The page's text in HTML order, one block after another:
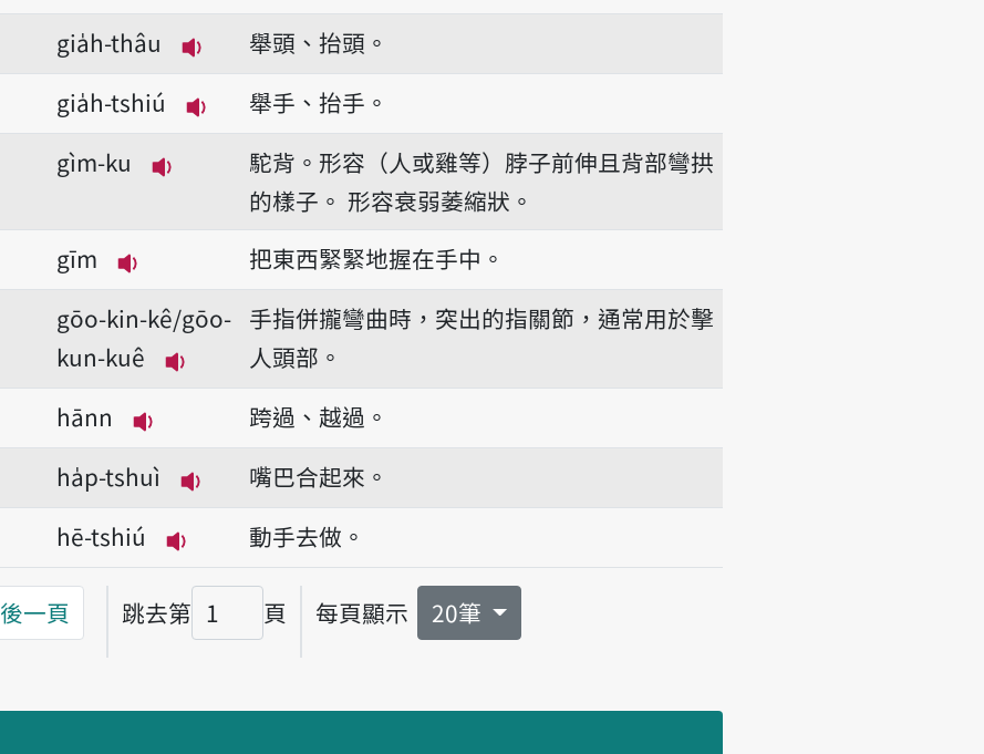
播放音讀gia̍h
gia̍h-thâu
播放音讀gia̍h-thâu
舉頭、抬頭。
gia̍h-tshiú
播放音讀gia̍h-tshiú
舉手、抬手。
gìm-ku
播放音讀gìm-ku
駝背。形容（人或雞等）脖子前伸且背部彎拱
的樣子。 形容衰弱萎縮狀。
gīm
播放音讀gīm
把東西緊緊地握在手中。
gōo-kin-kê/gōo-
kun-kuê
播放音讀gōo-kin-kê/gōo-kun-kuê
手指併攏彎曲時，突出的指關節，通常用於擊
人頭部。
hānn
播放音讀hānn
跨過、越過。
ha̍p-tshuì
播放音讀ha̍p-tshuì
嘴巴合起來。
hē-tshiú
播放音讀hē-tshiú
動手去做。
後一頁 跳去第
頁碼
頁 每頁顯示 20筆